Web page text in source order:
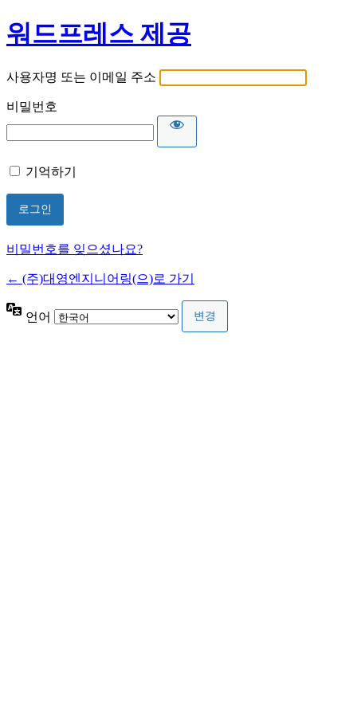
워드프레스 제공
사용자명 또는 이메일 주소
비밀번호
기억하기
비밀번호를 잊으셨나요?
← (주)대영엔지니어링(으)로 가기
언어